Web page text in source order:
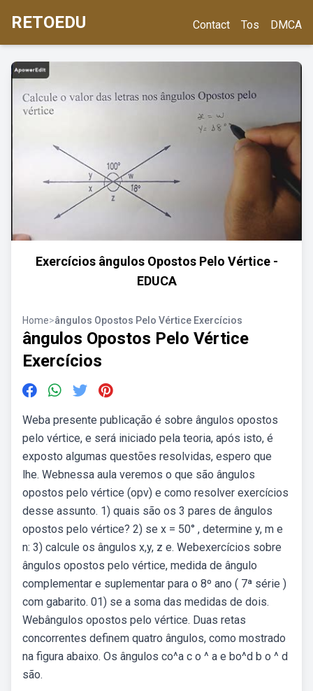
RETOEDU Contact Tos DMCA
Exercícios ângulos Opostos Pelo Vértice -
EDUCA
Home>ângulos Opostos Pelo Vértice Exercícios
ângulos Opostos Pelo Vértice
Exercícios
Weba presente publicação é sobre ângulos opostos
pelo vértice, e será iniciado pela teoria, após isto, é
exposto algumas questões resolvidas, espero que
lhe. Webnessa aula veremos o que são ângulos
opostos pelo vértice (opv) e como resolver exercícios
desse assunto. 1) quais são os 3 pares de ângulos
opostos pelo vértice? 2) se x = 50° , determine y, m e
n: 3) calcule os ângulos x,y, z e. Webexercícios sobre
ângulos opostos pelo vértice, medida de ângulo
complementar e suplementar para o 8º ano ( 7ª série )
com gabarito. 01) se a soma das medidas de dois.
Webângulos opostos pelo vértice. Duas retas
concorrentes definem quatro ângulos, como mostrado
na figura abaixo. Os ângulos co^a c o ^ a e bo^d b o ^ d
são.